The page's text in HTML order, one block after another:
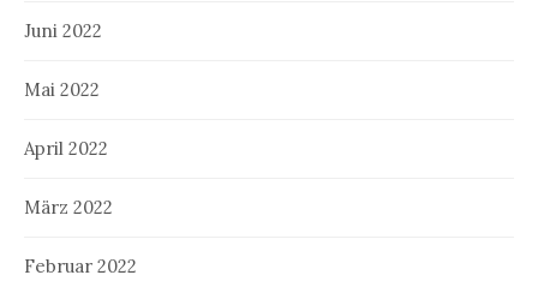
Juni 2022
Mai 2022
April 2022
März 2022
Februar 2022